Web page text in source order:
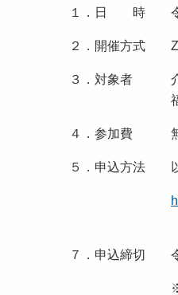
１．日 時 令和
２．開催方式
３．対象者 介護
福祉行政及
４．参加費
５．申込方法
７．申込締切 令
※説明会の資